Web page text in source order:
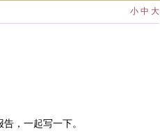
小 中 大
，一起写一下。